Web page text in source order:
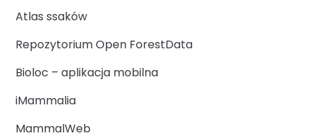
Atlas ssaków
Repozytorium Open ForestData
Bioloc – aplikacja mobilna
iMammalia
MammalWeb